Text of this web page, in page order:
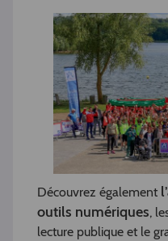
Découvrez également
outils numériques,
lecture publique et le